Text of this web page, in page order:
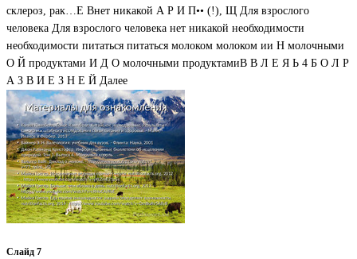
склероз, рак…Е Внет никакой А Р И П•• (!), Щ Для взрослого
человека Для взрослого человека нет никакой необходимости
необходимости питаться питаться молоком молоком ии Н молочными
О Й продуктами И Д О молочными продуктамиВ В Л Е Я Ь 4 Б О Л Р
А З В И Е З Н Е Й Далее
Слайд 7